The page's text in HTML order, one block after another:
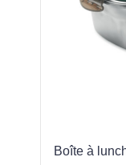
Boîte à